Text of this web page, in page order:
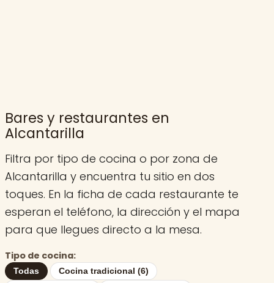
Bares y restaurantes en
Alcantarilla
Filtra por tipo de cocina o por zona de
Alcantarilla y encuentra tu sitio en dos
toques. En la ficha de cada restaurante te
esperan el teléfono, la dirección y el mapa
para que llegues directo a la mesa.
Tipo de cocina:
Todas
Cocina tradicional (6)